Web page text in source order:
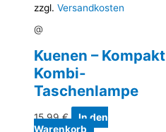
zzgl. Versandkosten
@
Kuenen – Kompakt
Kombi-
Taschenlampe
15,99€
In den
Warenkorb